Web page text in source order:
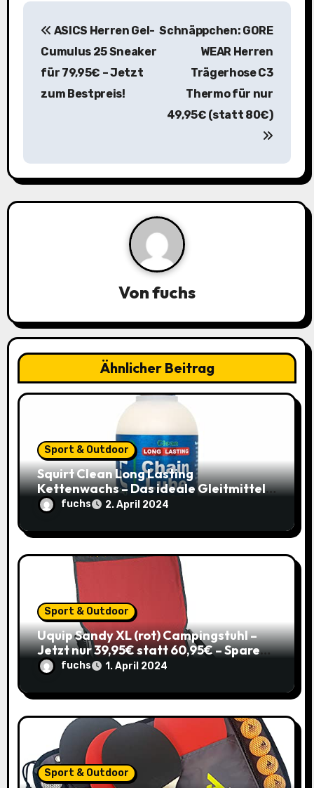
B
a
g
i
g
a
o
ASICS Herren Gel-
Cumulus 25 Sneaker
für 79,95€ – Jetzt
zum Bestpreis!
Schnäppchen: GORE
WEAR Herren
Trägerhose C3
Thermo für nur
49,95€ (statt 80€)
Vonfuchs
Ähnlicher Beitrag
Sport & Outdoor
Squirt Clean Long Lasting
Kettenwachs – Das ideale Gleitmittel
für dein Rennrad zum Sparpreis!
fuchs 2. April 2024
Sport & Outdoor
Uquip Sandy XL (rot) Campingstuhl –
Jetzt nur 39,95€ statt 60,95€ – Spare
34%fuchs 1. April 2024
Sport & Outdoor